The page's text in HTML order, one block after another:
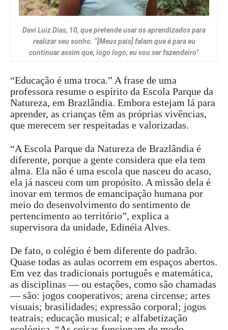
Davi Luiz Dias, 10, que pretende usar os aprendizados para
realizar seu sonho. “[Meus pais] falam que é para eu
continuar assim que, logo logo, eu vou ser fazendeiro”
“Educação é uma troca.” A frase de uma
professora resume o espírito da Escola Parque da
Natureza, em Brazlândia. Embora estejam lá para
aprender, as crianças têm as próprias vivências,
que merecem ser respeitadas e valorizadas.
“A Escola Parque da Natureza de Brazlândia é
diferente, porque a gente considera que ela tem
alma. Ela não é uma escola que nasceu do acaso,
ela já nasceu com um propósito. A missão dela é
inovar em termos de emancipação humana por
meio do desenvolvimento do sentimento de
pertencimento ao território”, explica a
supervisora da unidade, Edinéia Alves.
De fato, o colégio é bem diferente do padrão.
Quase todas as aulas ocorrem em espaços abertos.
Em vez das tradicionais português e matemática,
as disciplinas — ou estações, como são chamadas
— são: jogos cooperativos; arena circense; artes
visuais; brasilidades; expressão corporal; jogos
teatrais; educação musical; e alfabetização